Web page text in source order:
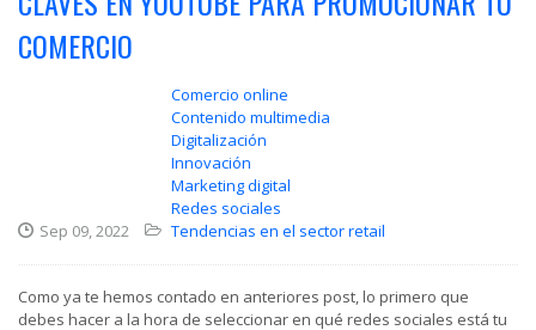
COMERCIO
Sep 09, 2022
Comercio online
Contenido multimedia
Digitalización
Innovación
Marketing digital
Redes sociales
Tendencias en el sector retail
Como ya te hemos contado en anteriores post, lo primero que
debes hacer a la hora de seleccionar en qué redes sociales está tu